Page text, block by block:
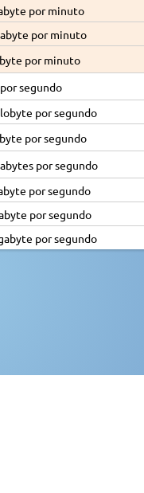
por minuto
por minuto
por minuto
segundo
por segundo
por segundo
por segundo
por segundo
por segundo
por segundo